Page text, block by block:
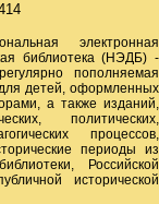
электронная
библиотека (НЭДБ) -
пополняемая
детей, оформленных
а также изданий,
политических,
процессов,
периоды из
Российской
исторической